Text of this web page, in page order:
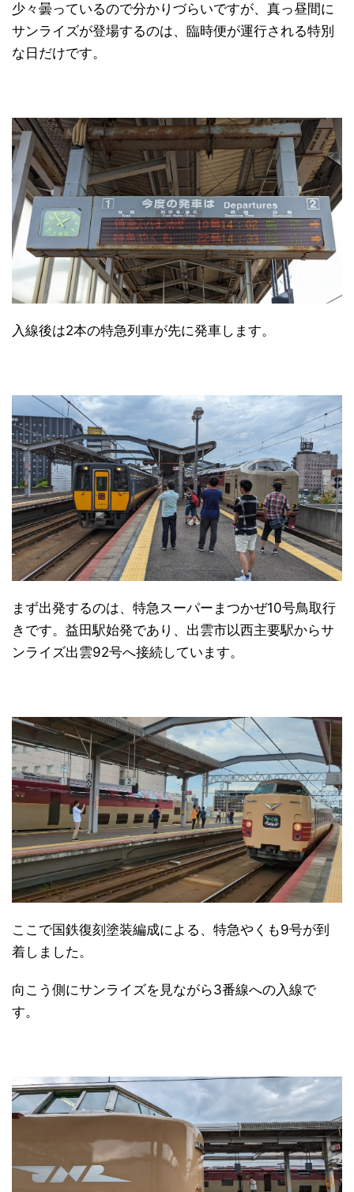
少々曇っているので分かりづらいですが、真っ昼間に
サンライズが登場するのは、臨時便が運行される特別
な日だけです。
入線後は2本の特急列車が先に発車します。
まず出発するのは、特急スーパーまつかぜ10号鳥取行
きです。益田駅始発であり、出雲市以西主要駅からサ
ンライズ出雲92号へ接続しています。
ここで国鉄復刻塗装編成による、特急やくも9号が到
着しました。
向こう側にサンライズを見ながら3番線への入線で
す。